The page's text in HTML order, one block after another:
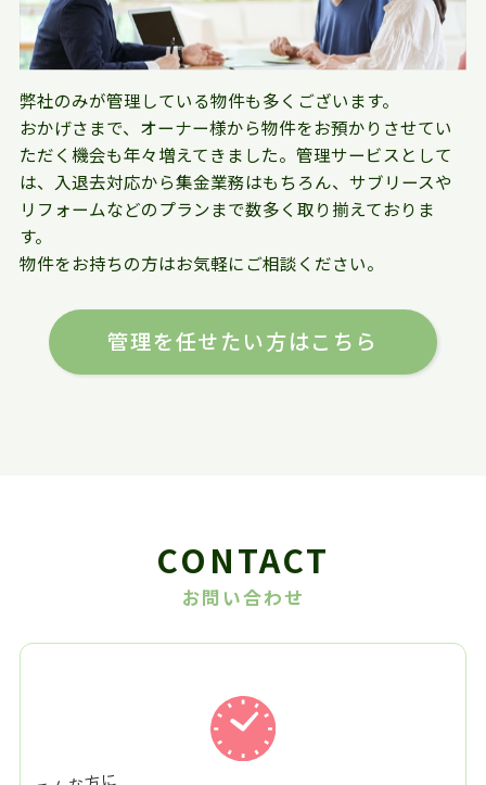
弊社のみが管理している物件も多くございます。
おかげさまで、オーナー様から物件をお預かりさせてい
ただく機会も年々増えてきました。管理サービスとして
は、入退去対応から集金業務はもちろん、サブリースや
リフォームなどのプランまで数多く取り揃えておりま
す。
物件をお持ちの方はお気軽にご相談ください。
管理を任せたい方はこちら
CONTACT
お問い合わせ